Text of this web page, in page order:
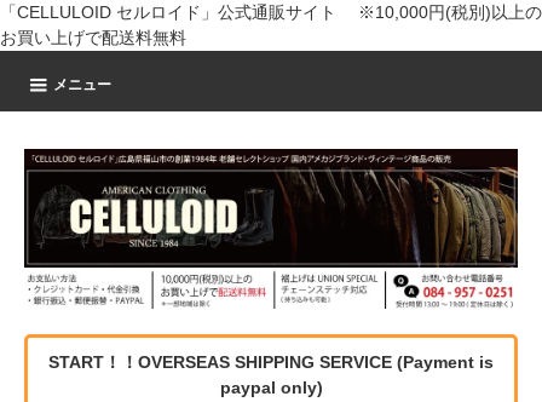
「CELLULOID セルロイド」公式通販サイト ※10,000円(税別)以上の
お買い上げで配送料無料
メニュー
START！！OVERSEAS SHIPPING SERVICE (Payment is
paypal only)